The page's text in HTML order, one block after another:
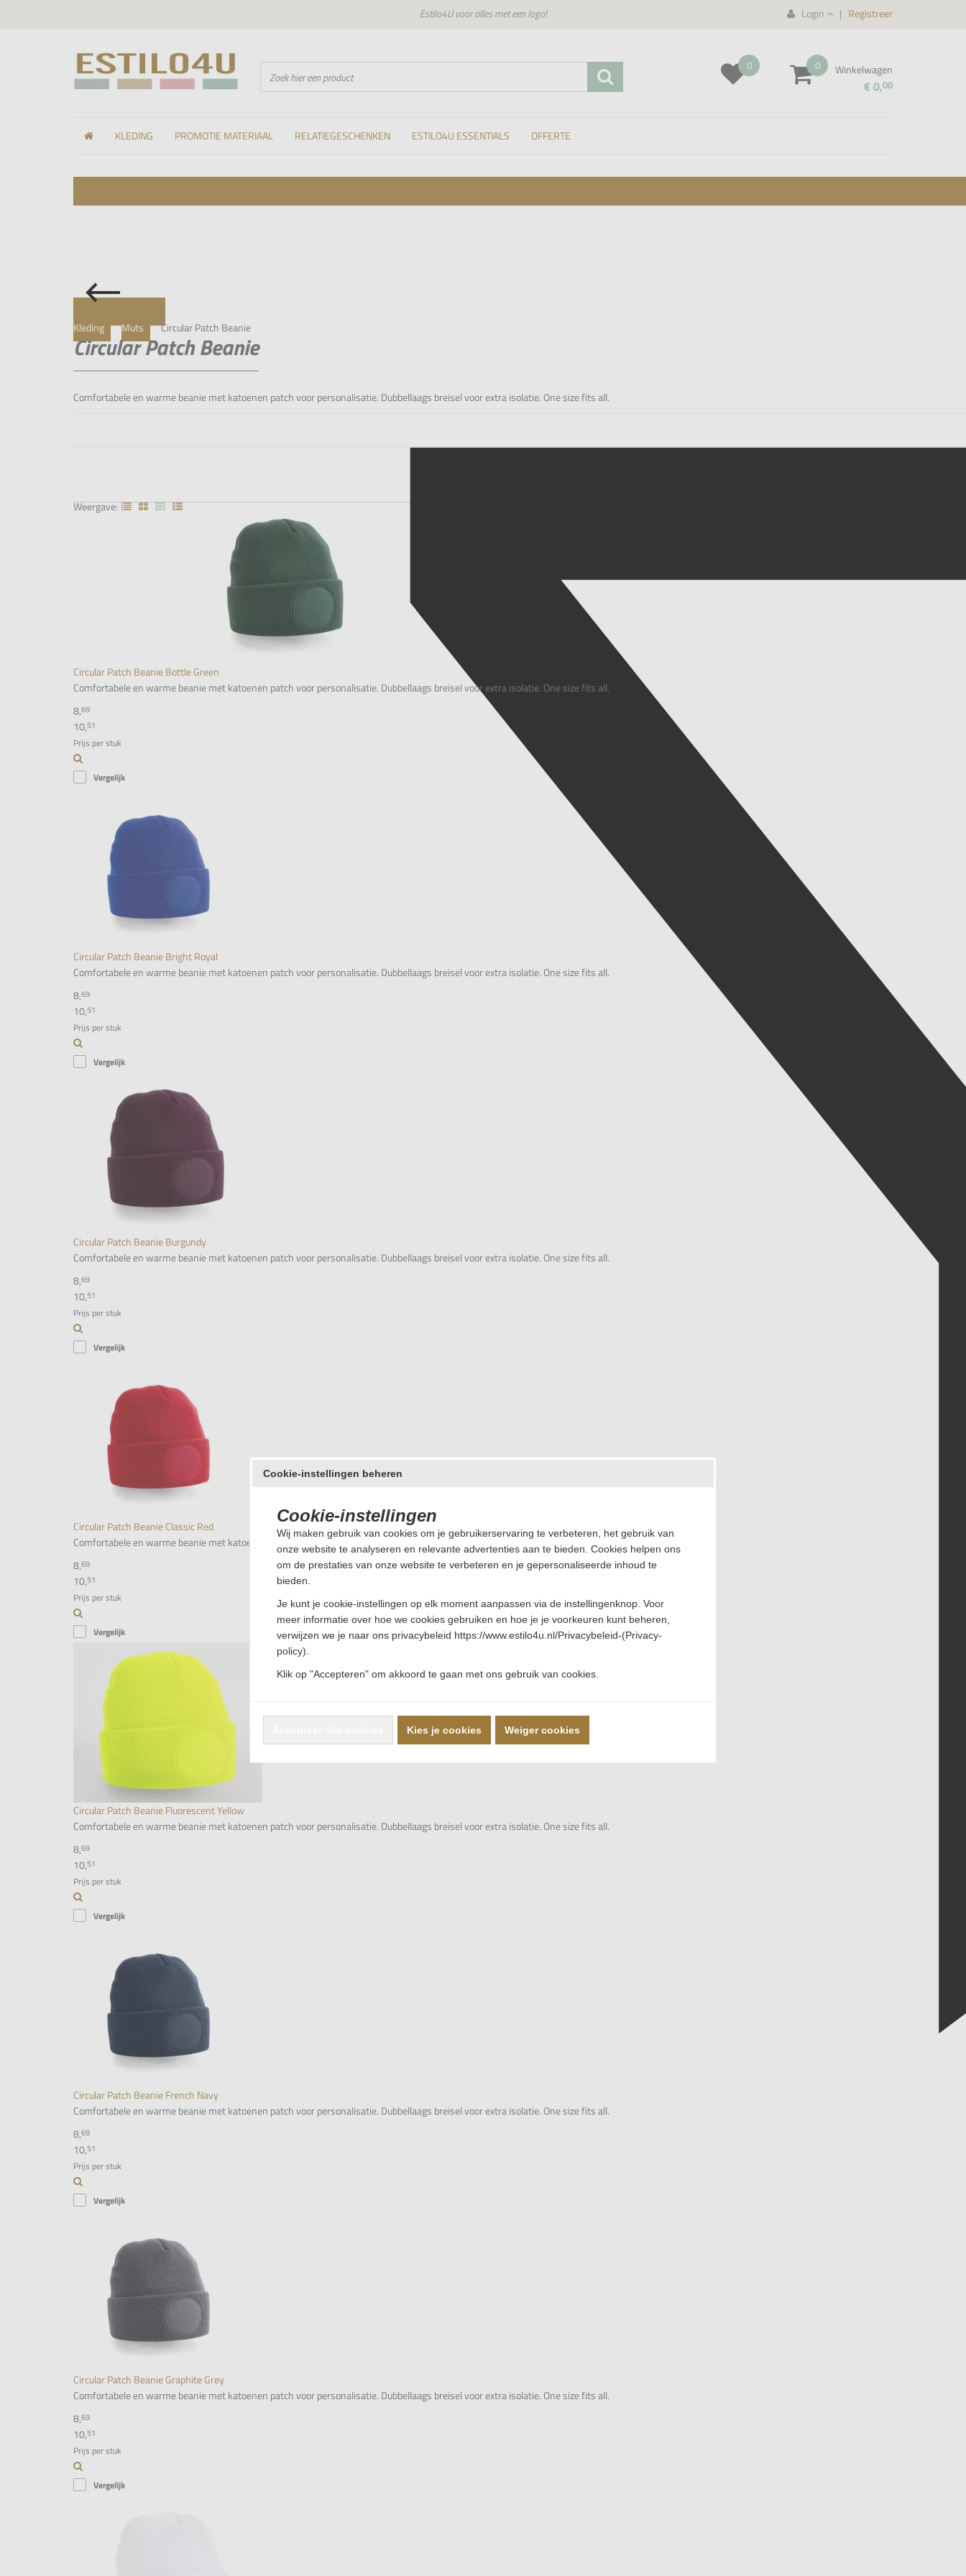
Estilo4U voor alles met een logo! Login | Registreer
0 0 Winkelwagen
€ 0,00
KLEDING PROMOTIE MATERIAAL RELATIEGESCHENKEN ESTILO4U ESSENTIALS OFFERTE
Kleding Muts Circular Patch Beanie
Circular Patch Beanie
Comfortabele en warme beanie met katoenen patch voor personalisatie. Dubbellaags breisel voor extra isolatie. One size fits all.
Weergave:
Circular Patch Beanie Bottle Green
Comfortabele en warme beanie met katoenen patch voor personalisatie. Dubbellaags breisel voor extra isolatie. One size fits all.
8,69
10,51
Prijs per stuk
Vergelijk
Circular Patch Beanie Bright Royal
Comfortabele en warme beanie met katoenen patch voor personalisatie. Dubbellaags breisel voor extra isolatie. One size fits all.
8,69
10,51
Prijs per stuk
Vergelijk
Circular Patch Beanie Burgundy
Comfortabele en warme beanie met katoenen patch voor personalisatie. Dubbellaags breisel voor extra isolatie. One size fits all.
8,69
10,51
Prijs per stuk
Vergelijk
Circular Patch Beanie Classic Red
Comfortabele en warme beanie met katoenen patch voor personalisatie. Dubbellaags breisel voor extra isolatie. One size fits all.
8,69
10,51
Prijs per stuk
Vergelijk
Circular Patch Beanie Fluorescent Yellow
Comfortabele en warme beanie met katoenen patch voor personalisatie. Dubbellaags breisel voor extra isolatie. One size fits all.
8,69
10,51
Prijs per stuk
Vergelijk
Circular Patch Beanie French Navy
Comfortabele en warme beanie met katoenen patch voor personalisatie. Dubbellaags breisel voor extra isolatie. One size fits all.
8,69
10,51
Prijs per stuk
Vergelijk
Circular Patch Beanie Graphite Grey
Comfortabele en warme beanie met katoenen patch voor personalisatie. Dubbellaags breisel voor extra isolatie. One size fits all.
8,69
10,51
Prijs per stuk
Vergelijk
Cookie-instellingen beheren
Cookie-instellingen
Wij maken gebruik van cookies om je gebruikerservaring te verbeteren, het gebruik van
onze website te analyseren en relevante advertenties aan te bieden. Cookies helpen ons
om de prestaties van onze website te verbeteren en je gepersonaliseerde inhoud te
bieden.
Je kunt je cookie-instellingen op elk moment aanpassen via de instellingenknop. Voor
meer informatie over hoe we cookies gebruiken en hoe je je voorkeuren kunt beheren,
verwijzen we je naar ons privacybeleid https://www.estilo4u.nl/Privacybeleid-(Privacy-
policy).
Klik op "Accepteren" om akkoord te gaan met ons gebruik van cookies.
Kies je cookies Weiger cookies